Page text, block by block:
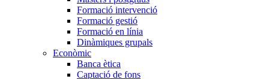
Formació intervenció
Formació gestió
Formació en línia
Dinàmiques grupals
Econòmic
Banca ètica
Captació de fons